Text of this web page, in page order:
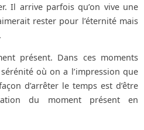
Il arrive parfois qu’on vive une
rester pour l’éternité mais
présent. Dans ces moments
où on a l’impression que
d’arrêter le temps est d’être
du moment présent en